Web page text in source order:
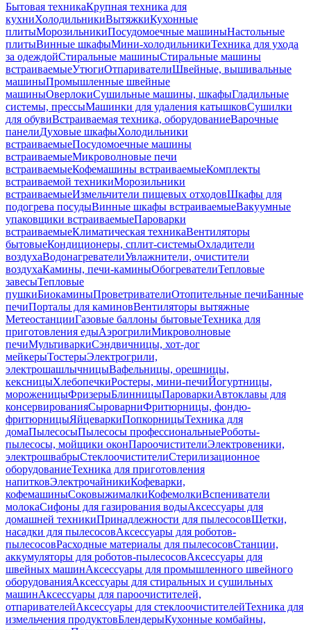
Бытовая техникаКрупная техника для
кухниХолодильникиВытяжкиКухонные
плитыМорозильникиПосудомоечные машиныНастольные
плитыВинные шкафыМини-холодильникиТехника для ухода
за одеждойСтиральные машиныСтиральные машины
встраиваемыеУтюгиОтпаривателиШвейные, вышивальные
машиныПромышленные швейные
машиныОверлокиСушильные машины, шкафыГладильные
системы, прессыМашинки для удаления катышковСушилки
для обувиВстраиваемая техника, оборудованиеВарочные
панелиДуховые шкафыХолодильники
встраиваемыеПосудомоечные машины
встраиваемыеМикроволновые печи
встраиваемыеКофемашины встраиваемыеКомплекты
встраиваемой техникиМорозильники
встраиваемыеИзмельчители пищевых отходовШкафы для
подогрева посудыВинные шкафы встраиваемыеВакуумные
упаковщики встраиваемыеПароварки
встраиваемыеКлиматическая техникаВентиляторы
бытовыеКондиционеры, сплит-системыОхладители
воздухаВодонагревателиУвлажнители, очистители
воздухаКамины, печи-каминыОбогревателиТепловые
завесыТепловые
пушкиБиокаминыПроветривателиОтопительные печиБанные
печиПорталы для каминовВентиляторы вытяжные
МетеостанцииГазовые баллоны бытовыеТехника для
приготовления едыАэрогрилиМикроволновые
печиМультиваркиСэндвичницы, хот-дог
мейкерыТостерыЭлектрогрили,
электрошашлычницыВафельницы, орешницы,
кексницыХлебопечкиРостеры, мини-печиЙогуртницы,
мороженицыФризерыБлинницыПароваркиАвтоклавы для
консервированияСыроварниФритюрницы, фондю-
фритюрницыЯйцеваркиПопкорницыТехника для
домаПылесосыПылесосы профессиональныеРоботы-
пылесосы, мойщики оконПароочистителиЭлектровеники,
электрошвабрыСтеклоочистителиСтерилизационное
оборудованиеТехника для приготовления
напитковЭлектрочайникиКофеварки,
кофемашиныСоковыжималкиКофемолкиВспениватели
молокаСифоны для газирования водыАксессуары для
домашней техникиПринадлежности для пылесосовЩетки,
насадки для пылесосовАксессуары для роботов-
пылесосовРасходные материалы для пылесосовСтанции,
аккумуляторы для роботов-пылесосовАксессуары для
швейных машинАксессуары для промышленного швейного
оборудованияАксессуары для стиральных и сушильных
машинАксессуары для пароочистителей,
отпаривателейАксессуары для стеклоочистителейТехника для
измельчения продуктовБлендерыКухонные комбайны,